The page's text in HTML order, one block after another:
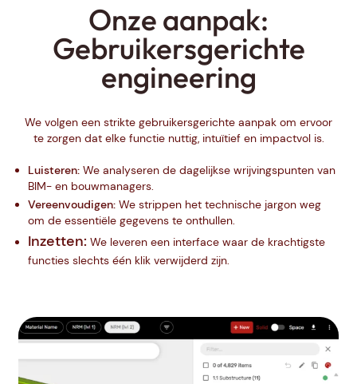
Onze aanpak:
Gebruikersgerichte
engineering
We volgen een strikte gebruikersgerichte aanpak om ervoor
te zorgen dat elke functie nuttig, intuïtief en impactvol is.
Luisteren:We analyseren de dagelijkse wrijvingspunten van
BIM- en bouwmanagers.
Vereenvoudigen:We strippen het technische jargon weg
om de essentiële gegevens te onthullen.
Inzetten: We leveren een interface waar de krachtigste
functies slechts één klik verwijderd zijn.